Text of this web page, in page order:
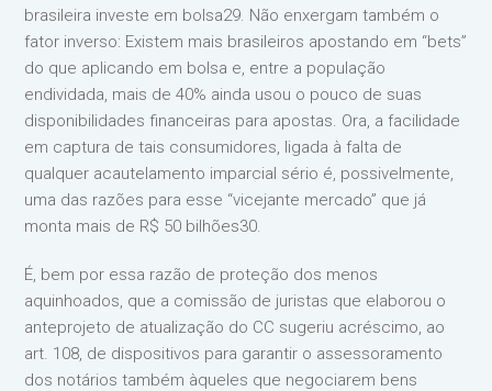
brasileira investe em bolsa29. Não enxergam também o
fator inverso: Existem mais brasileiros apostando em “bets”
do que aplicando em bolsa e, entre a população
endividada, mais de 40% ainda usou o pouco de suas
disponibilidades financeiras para apostas. Ora, a facilidade
em captura de tais consumidores, ligada à falta de
qualquer acautelamento imparcial sério é, possivelmente,
uma das razões para esse “vicejante mercado” que já
monta mais de R$ 50 bilhões30.
É, bem por essa razão de proteção dos menos
aquinhoados, que a comissão de juristas que elaborou o
anteprojeto de atualização do CC sugeriu acréscimo, ao
art. 108, de dispositivos para garantir o assessoramento
dos notários também àqueles que negociarem bens